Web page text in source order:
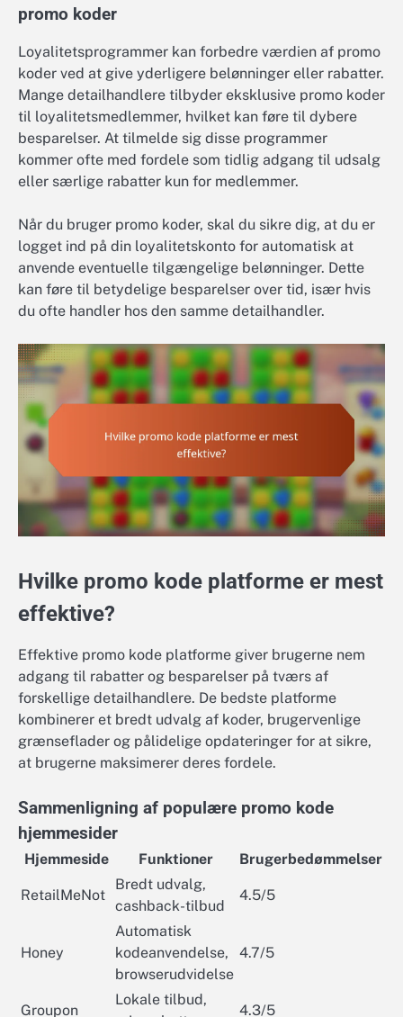
promo koder
Loyalitetsprogrammer kan forbedre værdien af promo
koder ved at give yderligere belønninger eller rabatter.
Mange detailhandlere tilbyder eksklusive promo koder
til loyalitetsmedlemmer, hvilket kan føre til dybere
besparelser. At tilmelde sig disse programmer
kommer ofte med fordele som tidlig adgang til udsalg
eller særlige rabatter kun for medlemmer.
Når du bruger promo koder, skal du sikre dig, at du er
logget ind på din loyalitetskonto for automatisk at
anvende eventuelle tilgængelige belønninger. Dette
kan føre til betydelige besparelser over tid, især hvis
du ofte handler hos den samme detailhandler.
Hvilke promo kode platforme er mest
effektive?
Effektive promo kode platforme giver brugerne nem
adgang til rabatter og besparelser på tværs af
forskellige detailhandlere. De bedste platforme
kombinerer et bredt udvalg af koder, brugervenlige
grænseflader og pålidelige opdateringer for at sikre,
at brugerne maksimerer deres fordele.
Sammenligning af populære promo kode
hjemmesider
Hjemmeside Funktioner Brugerbedømmelser
RetailMeNot
Bredt udvalg,
cashback-tilbud
4.5/5
Honey
Automatisk
kodeanvendelse,
browserudvidelse
4.7/5
Groupon
Lokale tilbud,
4.3/5